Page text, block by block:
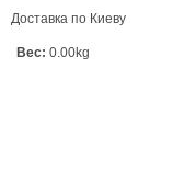
Доставка по Киеву
Вес: 0.00kg